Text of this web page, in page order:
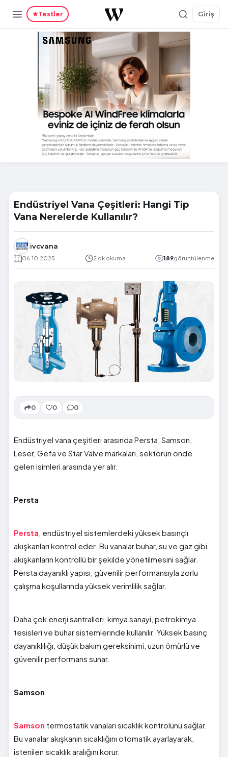
Testler Giriş
Endüstriyel Vana Çeşitleri: Hangi Tip
Vana Nerelerde Kullanılır?
ivcvana
06.10.2025 2 dk okuma 189görüntülenme
0 0 0
Endüstriyel vana çeşitleri arasında Persta, Samson,
Leser, Gefa ve Star Valve markaları, sektörün önde
gelen isimleri arasında yer alır.
Persta
Persta , endüstriyel sistemlerdeki yüksek basınçlı
akışkanları kontrol eder. Bu vanalar buhar, su ve gaz gibi
akışkanların kontrollü bir şekilde yönetilmesini sağlar.
Persta dayanıklı yapısı, güvenilir performansıyla zorlu
çalışma koşullarında yüksek verimlilik sağlar.
Daha çok enerji santralleri, kimya sanayi, petrokimya
tesisleri ve buhar sistemlerinde kullanılır. Yüksek basınç
dayanıklılığı, düşük bakım gereksinimi, uzun ömürlü ve
güvenilir performans sunar.
Samson
Samson termostatik vanaları sıcaklık kontrolünü sağlar.
Bu vanalar akışkanın sıcaklığını otomatik ayarlayarak,
istenilen sıcaklık aralığını korur.